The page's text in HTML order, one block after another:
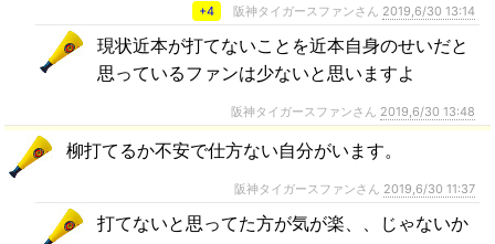
+4 阪神タイガースファンさん 2019,6/30 13:14
現状近本が打てないことを近本自身のせいだと
思っているファンは少ないと思いますよ
阪神タイガースファンさん 2019,6/30 13:48
柳打てるか不安で仕方ない自分がいます。
阪神タイガースファンさん 2019,6/30 11:37
打てないと思ってた方が気が楽、、じゃないか